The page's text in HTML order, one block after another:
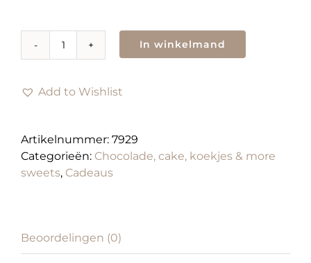
Doosje
bonbons
maten
aantal
In winkelmand
Add to Wishlist
Artikelnummer: 7929
Categorieën: Chocolade, cake, koekjes & more
sweets, Cadeaus
Beoordelingen (0)